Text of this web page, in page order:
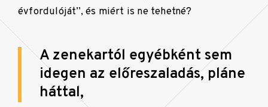
évfordulóját”, és miért is ne tehetné?
A zenekartól egyébként sem
idegen az előreszaladás, pláne
háttal,